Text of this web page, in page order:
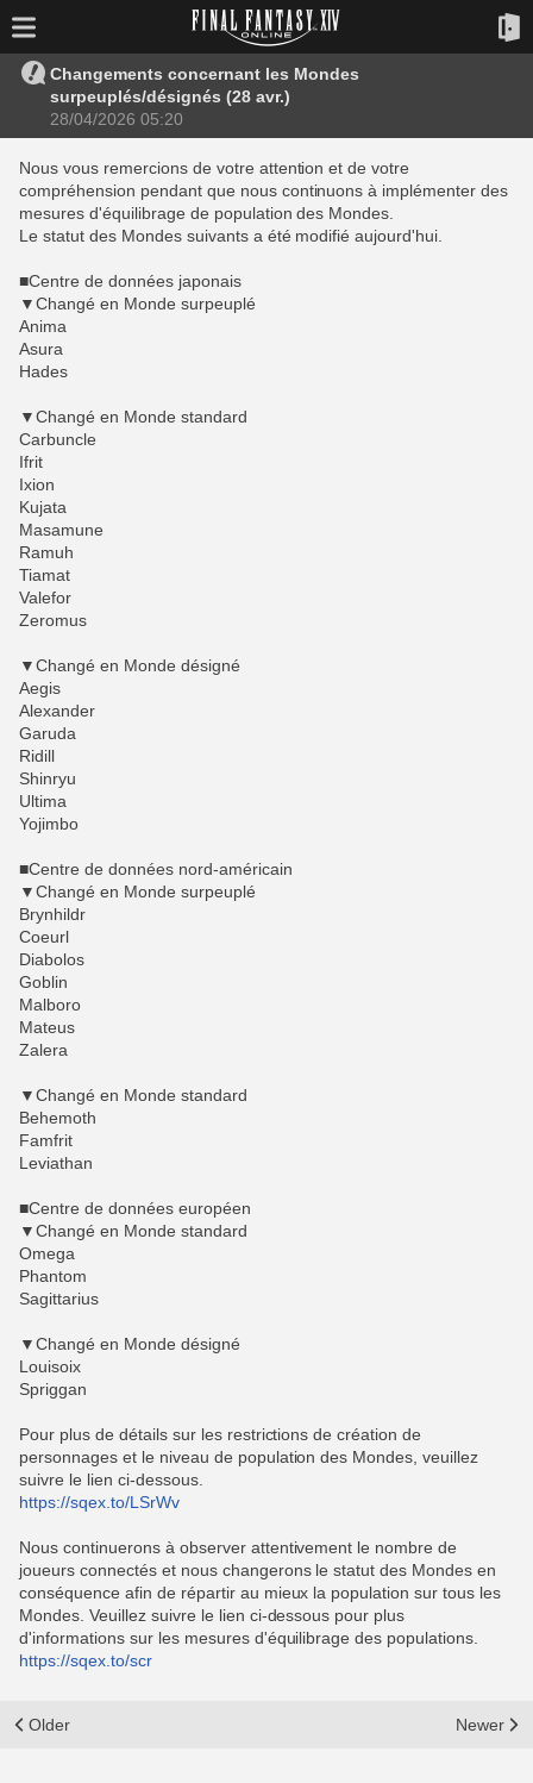
Changements concernant les Mondes
surpeuplés/désignés (28 avr.)
28/04/2026 05:20
Nous vous remercions de votre attention et de votre
compréhension pendant que nous continuons à implémenter des
mesures d'équilibrage de population des Mondes.
Le statut des Mondes suivants a été modifié aujourd'hui.
■Centre de données japonais
▼Changé en Monde surpeuplé
Anima
Asura
Hades
▼Changé en Monde standard
Carbuncle
Ifrit
Ixion
Kujata
Masamune
Ramuh
Tiamat
Valefor
Zeromus
▼Changé en Monde désigné
Aegis
Alexander
Garuda
Ridill
Shinryu
Ultima
Yojimbo
■Centre de données nord-américain
▼Changé en Monde surpeuplé
Brynhildr
Coeurl
Diabolos
Goblin
Malboro
Mateus
Zalera
▼Changé en Monde standard
Behemoth
Famfrit
Leviathan
■Centre de données européen
▼Changé en Monde standard
Omega
Phantom
Sagittarius
▼Changé en Monde désigné
Louisoix
Spriggan
Pour plus de détails sur les restrictions de création de
personnages et le niveau de population des Mondes, veuillez
suivre le lien ci-dessous.
https://sqex.to/LSrWv
Nous continuerons à observer attentivement le nombre de
joueurs connectés et nous changerons le statut des Mondes en
conséquence afin de répartir au mieux la population sur tous les
Mondes. Veuillez suivre le lien ci-dessous pour plus
d'informations sur les mesures d'équilibrage des populations.
https://sqex.to/scr
Older Newer